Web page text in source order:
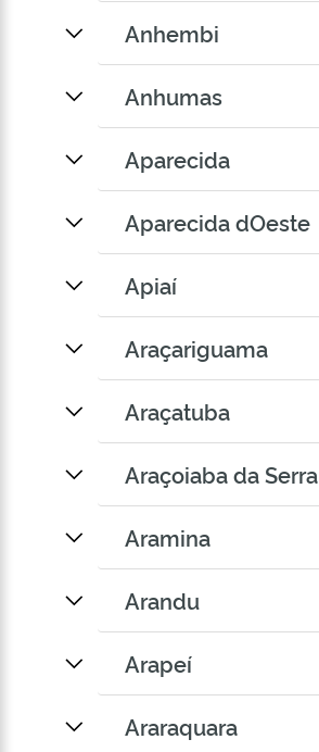
Anhembi
Anhumas
Aparecida
Aparecida dOeste
Apiaí
Araçariguama
Araçatuba
Araçoiaba da Serra
Aramina
Arandu
Arapeí
Araraquara